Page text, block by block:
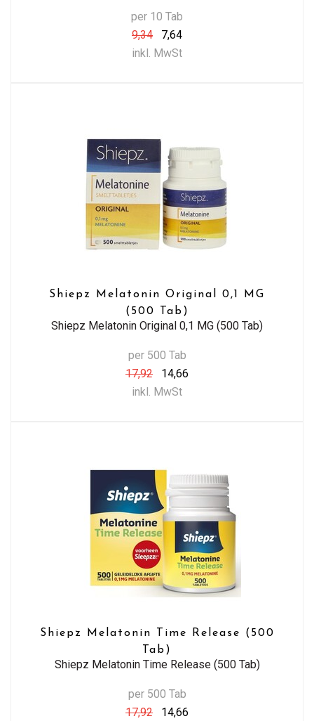
per 10 Tab
9,34
7,64
inkl. MwSt
Shiepz Melatonin Original 0,1 MG
(500 Tab)
Shiepz Melatonin Original 0,1 MG (500 Tab)
per 500 Tab
17,92
14,66
inkl. MwSt
Shiepz Melatonin Time Release (500
Tab)
Shiepz Melatonin Time Release (500 Tab)
per 500 Tab
17,92
14,66